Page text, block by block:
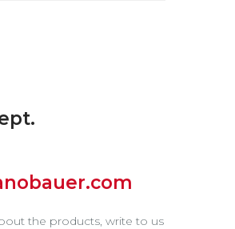
the products, write to us